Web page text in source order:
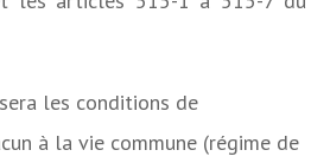
les conditions de
à la vie commune (régime de